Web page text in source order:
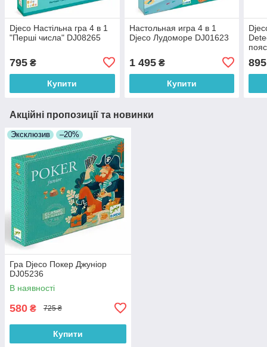
Djeco Настільна гра 4 в 1
"Перші числа" DJ08265
795 ₴
Купити
Настольная игра 4 в 1
Djeco Лудоморе DJ01623
1 495₴
Купити
895
Акційні пропозиції та новинки
Эксклюзив –20%
Гра Djeco Покер Джуніор
DJ05236
В наявності
580 ₴ 725 ₴
Купити